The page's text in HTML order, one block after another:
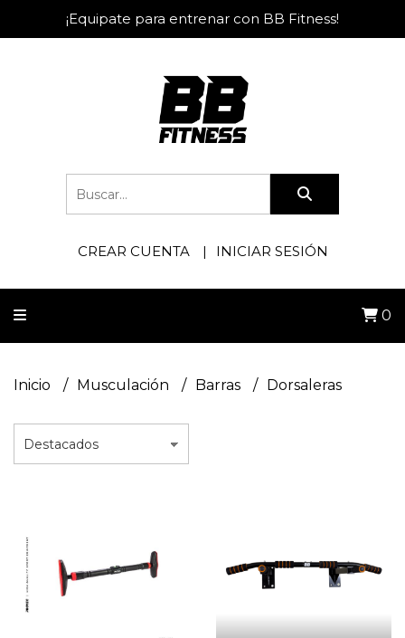
¡Equipate para entrenar con BB Fitness!
CREAR CUENTA INICIAR SESIÓN
0
Inicio Musculación Barras Dorsaleras